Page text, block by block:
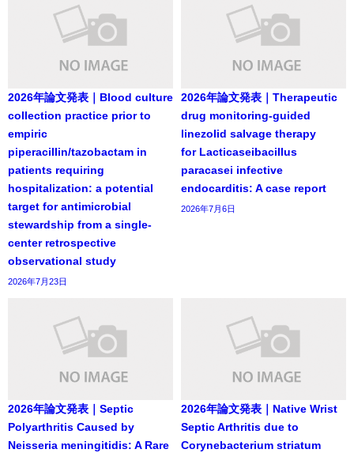
2026年論文発表｜Blood culture
collection practice prior to
empiric
piperacillin/tazobactam in
patients requiring
hospitalization: a potential
target for antimicrobial
stewardship from a single-
center retrospective
observational study
2026年7月23日
2026年論文発表｜Therapeutic
drug monitoring-guided
linezolid salvage therapy
for Lacticaseibacillus
paracasei infective
endocarditis: A case report
2026年7月6日
2026年論文発表｜Septic
Polyarthritis Caused by
Neisseria meningitidis: A Rare
2026年論文発表｜Native Wrist
Septic Arthritis due to
Corynebacterium striatum